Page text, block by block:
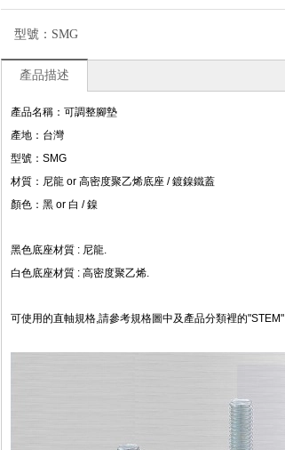
型號： SMG
產品描述
產品名稱：可調整腳墊
產地：台灣
型號：SMG
材質：尼龍 or 高密度聚乙烯底座 / 鍍鎳鐵蓋
顏色：黑 or 白 / 鎳
黑色底座材質 : 尼龍.
白色底座材質 : 高密度聚乙烯.
可使用的直軸規格,請參考規格圖中及產品分類裡的"STEM"